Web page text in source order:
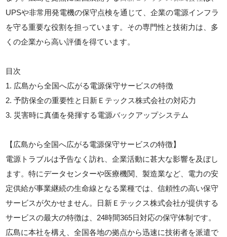
UPSや非常用発電機の保守点検を通じて、企業の電源インフラ
を守る重要な役割を担っています。その専門性と技術力は、多
くの企業から高い評価を得ています。
目次
1. 広島から全国へ広がる電源保守サービスの特徴
2. 予防保全の重要性と日新Ｅテックス株式会社の対応力
3. 災害時に真価を発揮する電源バックアップシステム
【広島から全国へ広がる電源保守サービスの特徴】
電源トラブルは予告なく訪れ、企業活動に甚大な影響を及ぼし
ます。特にデータセンターや医療機関、製造業など、電力の安
定供給が事業継続の生命線となる業種では、信頼性の高い保守
サービスが欠かせません。日新Ｅテックス株式会社が提供する
サービスの最大の特徴は、24時間365日対応の保守体制です。
広島に本社を構え、全国各地の拠点から迅速に技術者を派遣で